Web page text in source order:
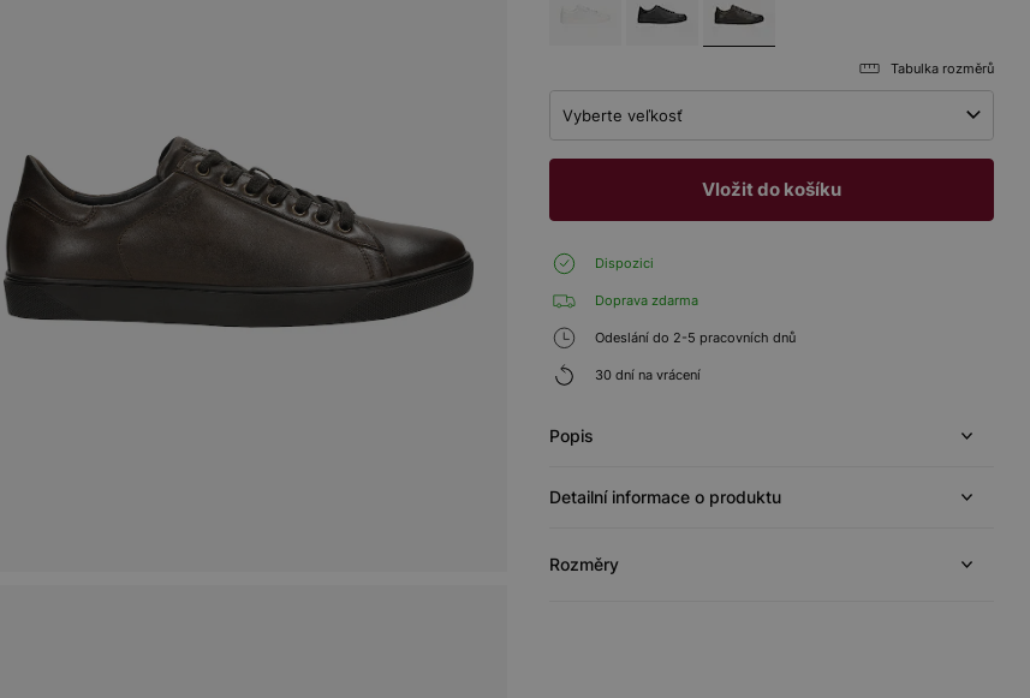
Tabulka rozměrů
Vyberte veľkosť
Vložit do košíku
Dispozici
Doprava zdarma
Odeslání do 2-5 pracovních dnů
30 dní na vrácení
Popis
Detailní informace o produktu
Rozměry